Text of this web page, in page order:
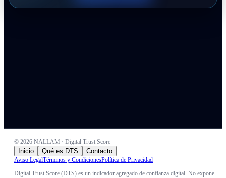
© 2026 NALLAM · Digital Trust Score
Inicio Qué es DTS Contacto
Aviso LegalTérminos y CondicionesPolítica de Privacidad
Digital Trust Score (DTS) es un indicador agregado de confianza digital. No expone